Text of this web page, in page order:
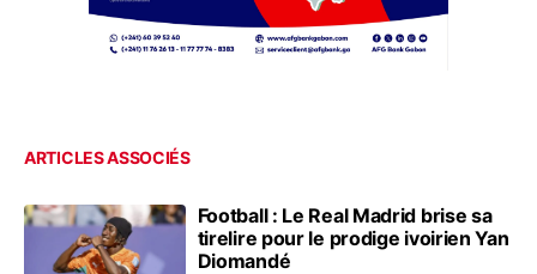
ARTICLES ASSOCIÉS
Football : Le Real Madrid brise sa
tirelire pour le prodige ivoirien Yan
Diomandé